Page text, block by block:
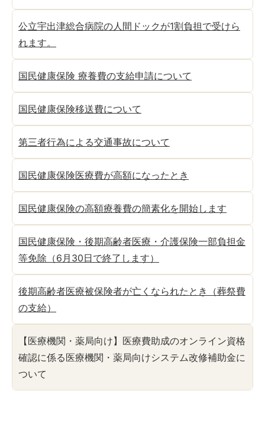
公立宇出津総合病院の人間ドックが1割負担で受けら
れます。
国民健康保険 療養費の支給申請について
国民健康保険移送費について
第三者行為による交通事故について
国民健康保険医療費が高額になったとき
国民健康保険の高額療養費の簡素化を開始します
国民健康保険・後期高齢者医療・介護保険一部負担金
等免除（6月30日で終了します）
後期高齢者医療被保険者が亡くなられたとき（葬祭費
の支給）
【医療機関・薬局向け】医療費助成のオンライン資格
確認に係る医療機関・薬局向けシステム改修補助金に
ついて